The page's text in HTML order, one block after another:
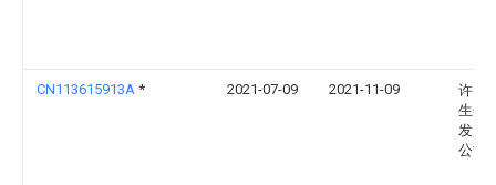
CN113615913A * 2021-07-09 2021-11-09
许昌
生化
发展
公司